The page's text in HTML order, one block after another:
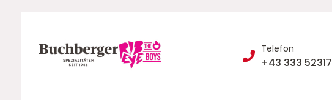
Telefon
+43 333 52317